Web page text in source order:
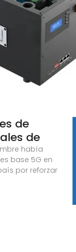
de
de
había
base 5G en
por reforzar